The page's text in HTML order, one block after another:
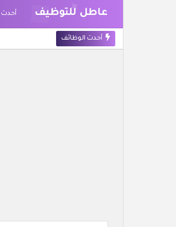
عاطل للتوظيف أحدث
أحدث الوظائف